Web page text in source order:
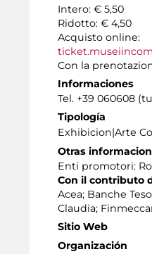
Intero: € 5,50
Ridotto: € 4,50
Acquisto online:
Con la
Informaciones
Tel. +39 060608
Tipología
Exhibicion|Arte
Otras
Enti promotori:
Con il contributo
Acea; Banche
Claudia;
Sitio Web
Organización